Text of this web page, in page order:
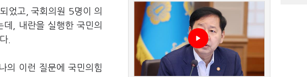
었고, 국회의원 5명이 의
, 내란을 실행한 국민의
.
의 이런 질문에 국민의힘